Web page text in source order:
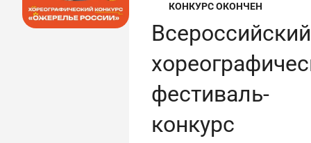
КОНКУРС ОКОНЧЕН
Всероссийский
фестиваль-
конкурс